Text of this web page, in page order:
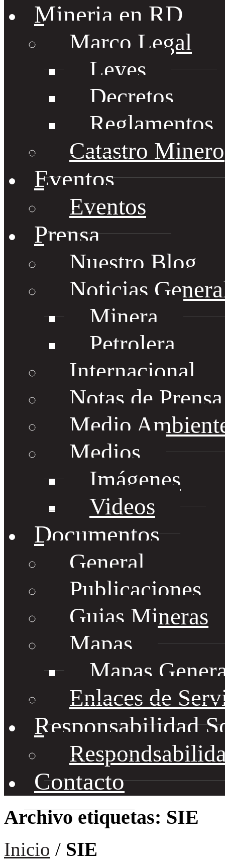
Mineria en RD
Marco Legal
Leyes
Decretos
Reglamentos
Catastro Minero
Eventos
Eventos
Prensa
Nuestro Blog
Noticias
Minera
Petrolera
Internacional
Notas de
Medio
Medios
Imágenes
Videos
Documentos
General
Publicaciones
Guias Mineras
Mapas
Mapas
Enlaces de
Responsabilidad
Contacto
Archivo etiquetas: SIE
Inicio / SIE